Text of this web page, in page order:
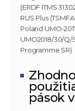
(ERDF ITMS
RUS Plus
Poland UMO-
UMO2018/30/Q/
Programme SR)
pások